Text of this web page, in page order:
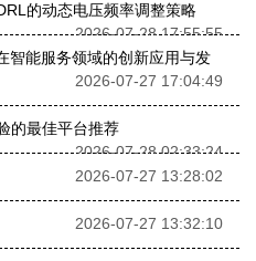
的动态电压频率调整策略
2026-07-28 17:55:55
智能服务领域的创新应用与发
2026-07-27 17:04:49
的最佳平台推荐
2026-07-28 02:33:24
2026-07-27 13:28:02
2026-07-27 13:32:10